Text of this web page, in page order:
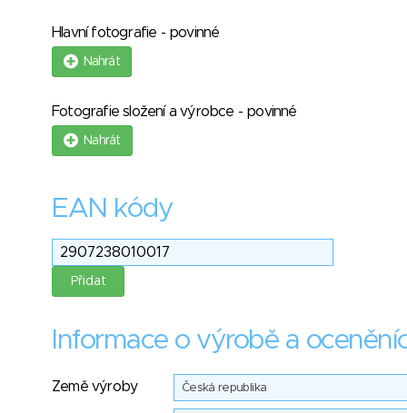
Hlavní fotografie - povinné
Nahrát
Fotografie složení a výrobce - povinné
Nahrát
EAN kódy
Informace o výrobě a
Země výroby Česká republika